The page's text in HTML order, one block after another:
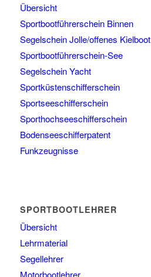
Übersicht
Sportbootführerschein Binnen
Segelschein Jolle/offenes Kielboot
Sportbootführerschein-See
Segelschein Yacht
Sportküstenschifferschein
Sportseeschifferschein
Sporthochseeschifferschein
Bodenseeschifferpatent
Funkzeugnisse
SPORTBOOTLEHRER
Übersicht
Lehrmaterial
Segellehrer
Motorbootlehrer